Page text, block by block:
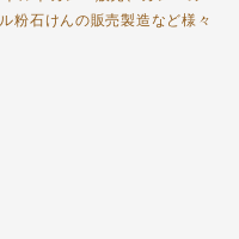
粉石けんの販売製造など様々